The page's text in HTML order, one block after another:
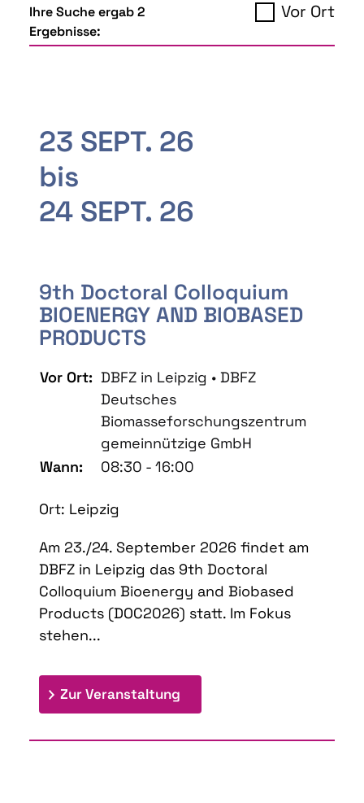
Ihre Suche ergab 2
Ergebnisse:
Vor Ort
23 SEPT. 26
bis
24 SEPT. 26
9th Doctoral Colloquium
BIOENERGY AND BIOBASED
PRODUCTS
Vor Ort: DBFZ in Leipzig • DBFZ
Deutsches
Biomasseforschungszentrum
gemeinnützige GmbH
Wann:
08:30 - 16:00
Ort: Leipzig
Am 23./24. September 2026 findet am
DBFZ in Leipzig das 9th Doctoral
Colloquium Bioenergy and Biobased
Products (DOC2026) statt. Im Fokus
stehen...
Zur Veranstaltung